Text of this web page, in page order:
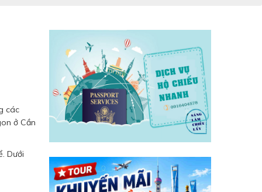
ngoài
Hotline tour trong nước
Hotine CSKH
Hotline tư vấn dịch vụ
849 849
các
ở Cần
Dưới